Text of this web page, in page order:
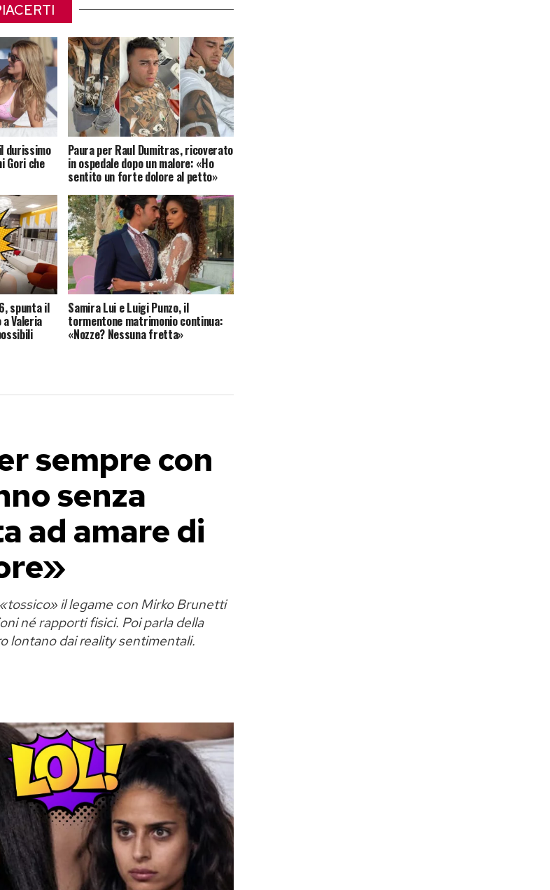
durissimo
Gori che
Paura per Raul Dumitras, ricoverato
in ospedale dopo un malore: «Ho
sentito un forte dolore al petto»
spunta il
Valeria
Samira Lui e Luigi Punzo, il
tormentone matrimonio continua:
«Nozze? Nessuna fretta»
sempre con
senza
ad amare di
il legame con Mirko Brunetti
né rapporti fisici. Poi parla della
lontano dai reality sentimentali.